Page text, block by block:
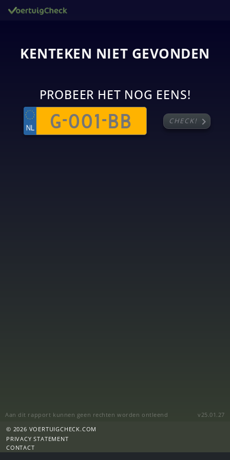
KENTEKEN NIET GEVONDEN
PROBEER HET NOG EENS!
CHECK! chevron_right
Aan dit rapport kunnen geen rechten worden ontleend
v25.01.27
© 2026 VOERTUIGCHECK.COM
PRIVACY STATEMENT
CONTACT